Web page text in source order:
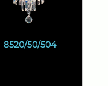
8520/50/504